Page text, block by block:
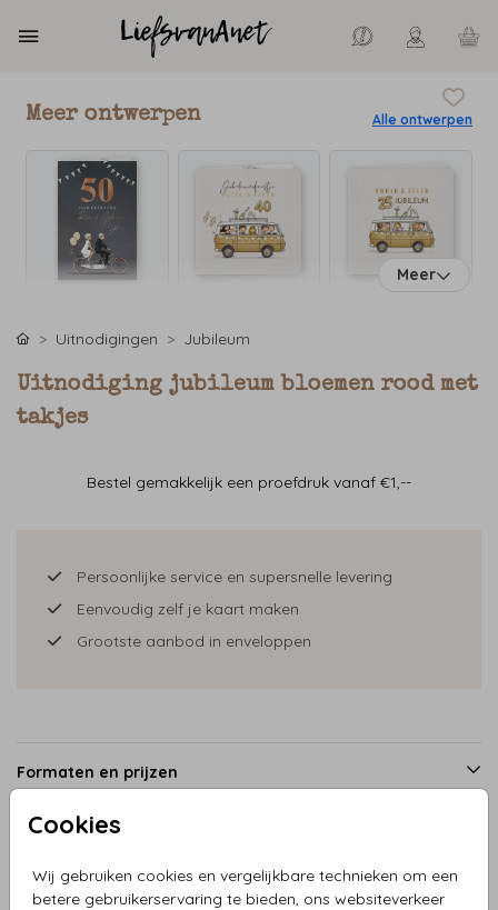
Cookies
Wij gebruiken cookies en vergelijkbare technieken om een
betere gebruikerservaring te bieden, ons websiteverkeer
Meer ontwerpen Alle ontwerpen
Meer
Uitnodigingen Jubileum
Uitnodiging jubileum bloemen rood met
takjes
Bestel gemakkelijk een proefdruk vanaf €1,--
Persoonlijke service en supersnelle levering
Eenvoudig zelf je kaart maken
Grootste aanbod in enveloppen
Formaten en prijzen